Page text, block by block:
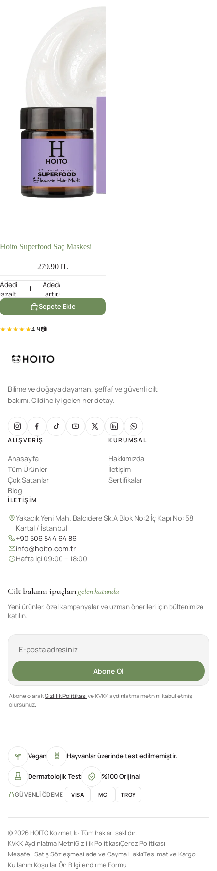
Hoito Superfood Saç Maskesi
279.90TL
Adedi
azalt
Adedi
artır
Sepete Ekle
4.9📷
Cilt bakımı ipuçları gelen kutunda
Yeni ürünler, özel kampanyalar ve uzman önerileri için bültenimize
katılın.
Abone Ol
Abone olarakGizlilik Politikasıve KVKK aydınlatma metnini kabul etmiş
olursunuz.
Bilime ve doğaya dayanan, şeffaf ve güvenli cilt
bakımı. Cildine iyi gelen her detay.
ALIŞVERIŞ
Anasayfa
Tüm Ürünler
Çok Satanlar
Blog
KURUMSAL
Hakkımızda
İletişim
Sertifikalar
İLETIŞIM
Yakacık Yeni Mah. Balcıdere Sk.A Blok No:2 İç Kapı No: 58
Kartal / İstanbul
+90 506 544 64 86
info@hoito.com.tr
Hafta içi 09:00 – 18:00
Vegan Hayvanlar üzerinde test edilmemiştir.
Dermatolojik Test %100 Orijinal
GÜVENLI ÖDEME VISA MC TROY
© 2026 HOITO Kozmetik · Tüm hakları saklıdır.
KVKK Aydınlatma MetniGizlilik PolitikasıÇerez Politikası
Mesafeli Satış Sözleşmesiİade ve Cayma HakkıTeslimat ve Kargo
Kullanım KoşullarıÖn Bilgilendirme Formu